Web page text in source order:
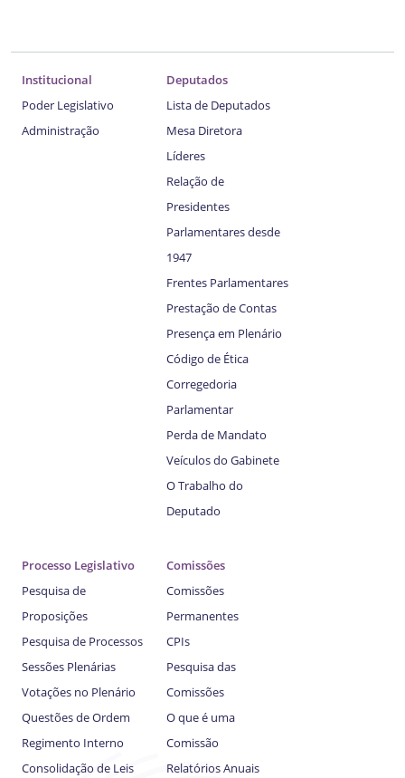
Institucional
Poder Legislativo
Administração
Deputados
Lista de Deputados
Mesa Diretora
Líderes
Relação de
Presidentes
Parlamentares desde
1947
Frentes Parlamentares
Prestação de Contas
Presença em Plenário
Código de Ética
Corregedoria
Parlamentar
Perda de Mandato
Veículos do Gabinete
O Trabalho do
Deputado
Processo Legislativo
Pesquisa de
Proposições
Pesquisa de Processos
Sessões Plenárias
Votações no Plenário
Questões de Ordem
Regimento Interno
Consolidação de Leis
Comissões
Comissões
Permanentes
CPIs
Pesquisa das
Comissões
O que é uma
Comissão
Relatórios Anuais